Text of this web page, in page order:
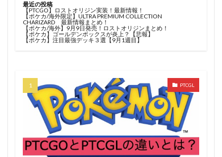
最近の投稿
【PTCGO】ロストオリジン実装！最新情報！
【ポケカ/海外限定】ULTRA PREMIUM COLLECTION
CHARIZARD 最新情報まとめ！
【ポケカ/海外】9月9日発売！ロストオリジンまとめ！
【ポケカ】ゴールデンボックスが炎上？【悲報】
【ポケカ】注目最強デッキ３選【9月1週目】
PTCGL